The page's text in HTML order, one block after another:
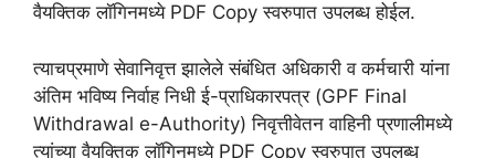
वैयक्तिक लॉगिनमध्ये PDF Copy स्वरुपात उपलब्ध होईल.
त्याचप्रमाणे सेवानिवृत्त झालेले संबंधित अधिकारी व कर्मचारी यांना
अंतिम भविष्य निर्वाह निधी ई-प्राधिकारपत्र (GPF Final
Withdrawal e-Authority) निवृत्तीवेतन वाहिनी प्रणालीमध्ये
त्यांच्या वैयक्तिक लॉगिनमध्ये PDF Copy स्वरुपात उपलब्ध